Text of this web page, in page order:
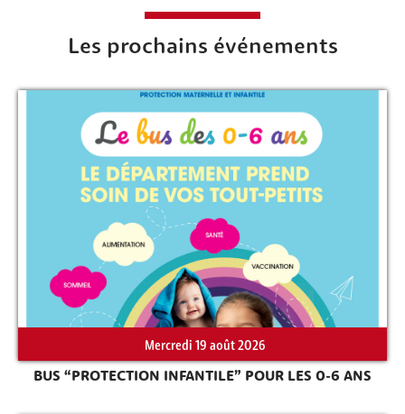
Rechercher sur le site
Les prochains événements
Mercredi 19 août 2026
BUS “PROTECTION INFANTILE” POUR LES 0-6 ANS